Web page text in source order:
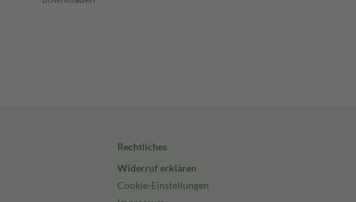
Rechtliches
Widerruf erklären
Cookie-Einstellungen